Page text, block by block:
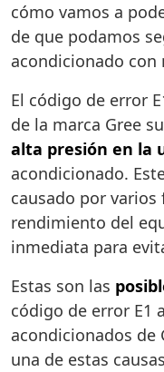
cómo vamos a
de que podamos
acondicionado con
El código de error
de la marca Gree
alta presión en la
acondicionado.
causado por varios
rendimiento del
inmediata para
Estas son las
código de error E1
acondicionados de
una de estas